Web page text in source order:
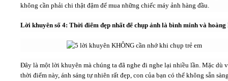
không cần phải chi thật đậm để mua những chiếc máy ảnh hàng đầu.
Lời khuyên số 4: Thời điểm đẹp nhất để chụp ảnh là bình minh và hoàng
Đây là một lời khuyên mà chúng ta đã nghe đi nghe lại nhiều lần. Mặc dù
thời điểm này, ánh sáng tự nhiên rất đẹp, con của bạn có thể không sẵn